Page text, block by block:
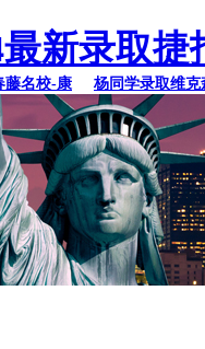
新录取捷
校-康 杨同学录取维克森